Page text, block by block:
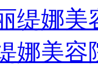
缇娜
娜美容